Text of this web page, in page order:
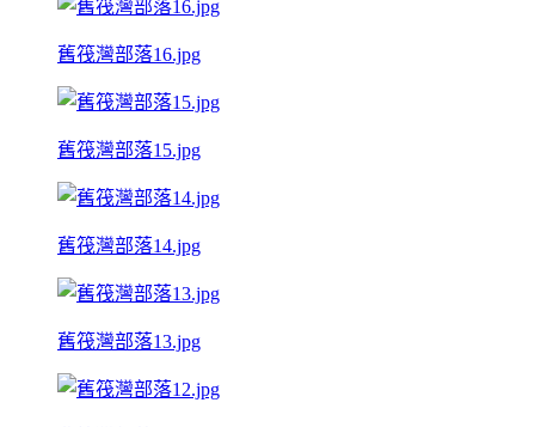
舊筏灣部落16.jpg
舊筏灣部落15.jpg
舊筏灣部落14.jpg
舊筏灣部落13.jpg